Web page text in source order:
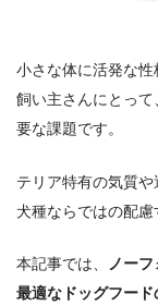
小さな体に活発な
飼い主さんにとっ
要な課題です。
テリア特有の気質
犬種ならではの配慮
本記事では、
ノー
最適なドッグフー